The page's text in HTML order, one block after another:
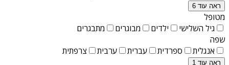
ראה עוד 6
מטופל
גיל השלישי
ילדים מבוגרים
מתבגרים
שפה
אנגלית
ספרדית עברית ערבית צרפתית
ראה עוד 1